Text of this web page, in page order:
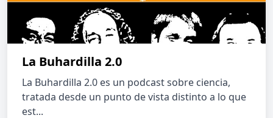
La Buhardilla 2.0
La Buhardilla 2.0 es un podcast sobre ciencia,
tratada desde un punto de vista distinto a lo que
est...